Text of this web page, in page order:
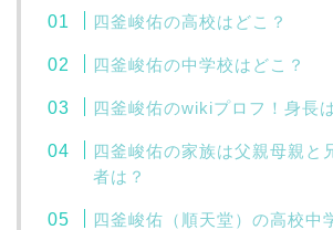
四釜峻佑の高校はどこ？
四釜峻佑の中学校はどこ？
四釜峻佑のwikiプロフ！身長
四釜峻佑の家族は父親母親と
者は？
四釜峻佑（順天堂）の高校中